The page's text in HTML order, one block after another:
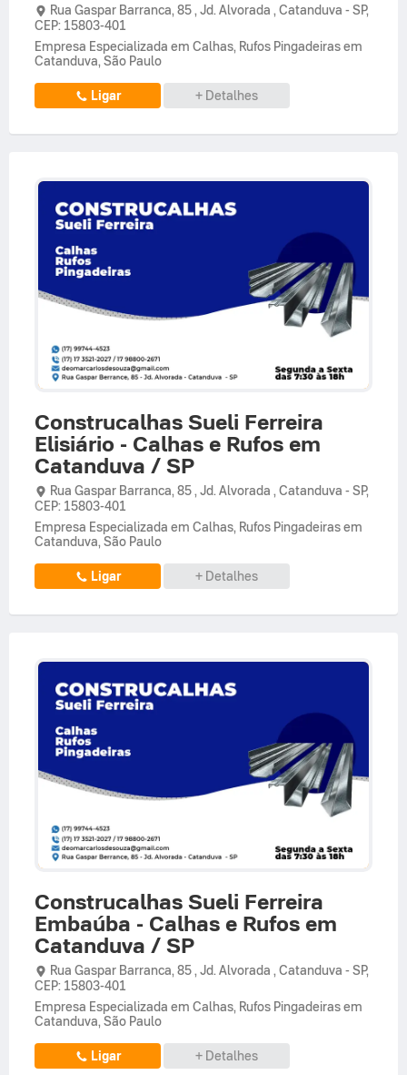
Rua Gaspar Barranca, 85 , Jd. Alvorada , Catanduva - SP,
CEP: 15803-401
Empresa Especializada em Calhas, Rufos Pingadeiras em
Catanduva, São Paulo
Ligar + Detalhes
Construcalhas Sueli Ferreira
Elisiário - Calhas e Rufos em
Catanduva / SP
Rua Gaspar Barranca, 85 , Jd. Alvorada , Catanduva - SP,
CEP: 15803-401
Empresa Especializada em Calhas, Rufos Pingadeiras em
Catanduva, São Paulo
Ligar + Detalhes
Construcalhas Sueli Ferreira
Embaúba - Calhas e Rufos em
Catanduva / SP
Rua Gaspar Barranca, 85 , Jd. Alvorada , Catanduva - SP,
CEP: 15803-401
Empresa Especializada em Calhas, Rufos Pingadeiras em
Catanduva, São Paulo
Ligar + Detalhes